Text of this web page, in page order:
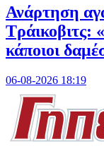
Ανάρτηση
Τράικοβιτς:
κάποιοι
06-08-2026 18:19